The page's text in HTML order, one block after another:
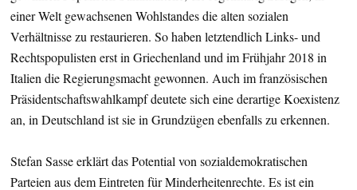
einer Welt gewachsenen Wohlstandes die alten sozialen
Verhältnisse zu restaurieren. So haben letztendlich Links- und
Rechtspopulisten erst in Griechenland und im Frühjahr 2018 in
Italien die Regierungsmacht gewonnen. Auch im französischen
Präsidentschaftswahlkampf deutete sich eine derartige Koexistenz
an, in Deutschland ist sie in Grundzügen ebenfalls zu erkennen.
Stefan Sasse erklärt das Potential von sozialdemokratischen
Parteien aus dem Eintreten für Minderheitenrechte. Es ist ein